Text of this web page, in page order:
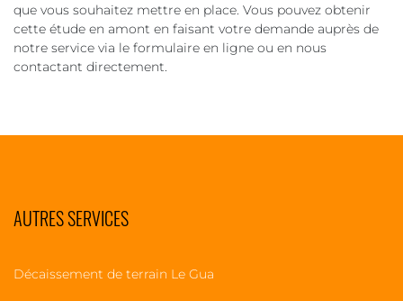
que vous souhaitez mettre en place. Vous pouvez obtenir
cette étude en amont en faisant votre demande auprès de
notre service via le formulaire en ligne ou en nous
contactant directement.
AUTRES SERVICES
Décaissement de terrain Le Gua